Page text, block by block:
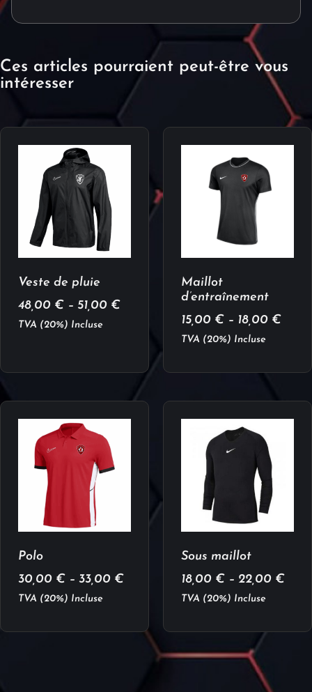
Ces articles pourraient peut-être vous
intéresser
Veste de pluie
48,00 € – 51,00 €
TVA (20%) Incluse
Maillot
d’entraînement
15,00 € – 18,00 €
TVA (20%) Incluse
Polo
30,00 € – 33,00 €
TVA (20%) Incluse
Sous maillot
18,00 € – 22,00 €
TVA (20%) Incluse